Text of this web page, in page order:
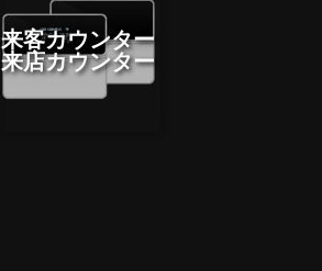
来客カウンター
来店カウンター